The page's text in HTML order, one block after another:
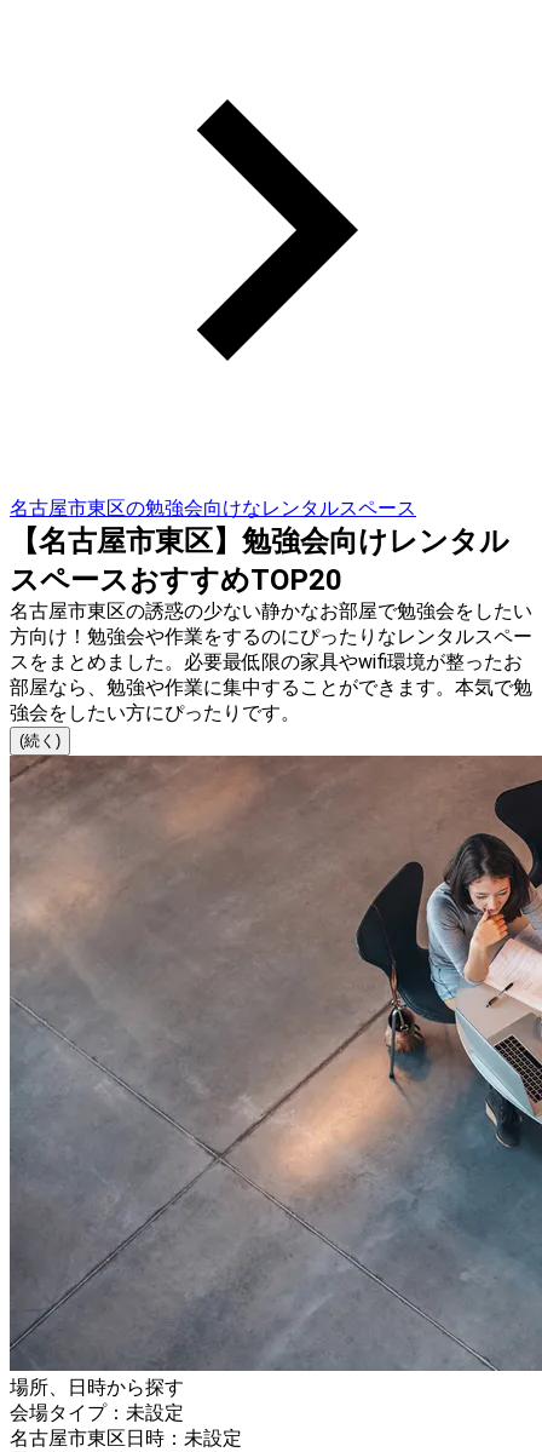
名古屋市東区の勉強会向けなレンタルスペース
【名古屋市東区】勉強会向けレンタル
スペースおすすめTOP20
名古屋市東区の誘惑の少ない静かなお部屋で勉強会をしたい
方向け！勉強会や作業をするのにぴったりなレンタルスペー
スをまとめました。必要最低限の家具やwifi環境が整ったお
部屋なら、勉強や作業に集中することができます。本気で勉
強会をしたい方にぴったりです。
(続く)
場所、日時から探す
会場タイプ：未設定
名古屋市東区日時：未設定